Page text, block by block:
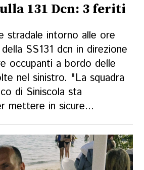
131 Dcn: 3 feriti
stradale intorno alle ore
SS131 dcn in direzione
occupanti a bordo delle
nel sinistro. "La squadra
di Siniscola sta
mettere in sicure...